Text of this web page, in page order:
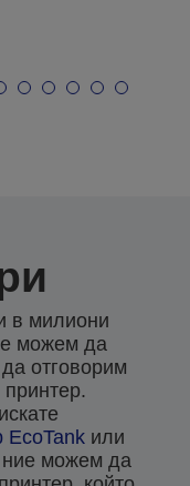
в милиони
можем да
отговорим
EcoTankили
можем да